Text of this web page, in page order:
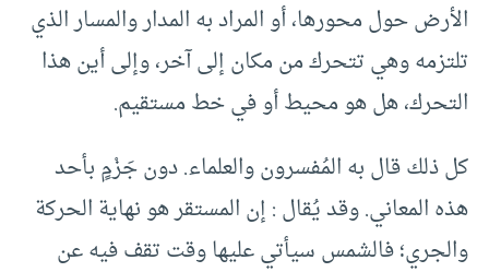
الأرض حول محورها، أو المراد به المدار والمسار الذي
تلتزمه وهي تتحرك من مكان إلى آخر، وإلى أين هذا
التحرك، هل هو محيط أو في خط مستقيم.
كل ذلك قال به المُفسرون والعلماء. دون جَزْمٍ بأحد
هذه المعاني. وقد يُقال : إن المستقر هو نهاية الحركة
والجري؛ فالشمس سيأتي عليها وقت تقف فيه عن